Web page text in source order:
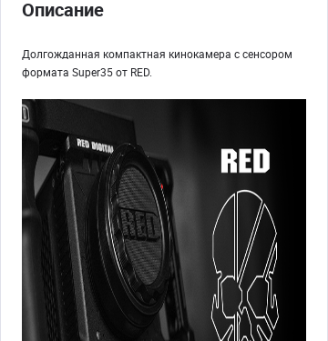
Описание
Долгожданная компактная кинокамера с сенсором
формата Super35 от RED.